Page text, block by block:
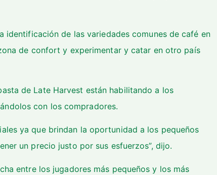
identificación de las variedades comunes de café en
de confort y experimentar y catar en otro país
de Late Harvest están habilitando a los
con los compradores.
ya que brindan la oportunidad a los pequeños
un precio justo por sus esfuerzos”, dijo.
entre los jugadores más pequeños y los más